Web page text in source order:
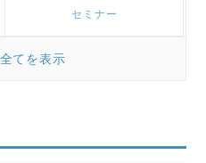
セミナー
てを表示